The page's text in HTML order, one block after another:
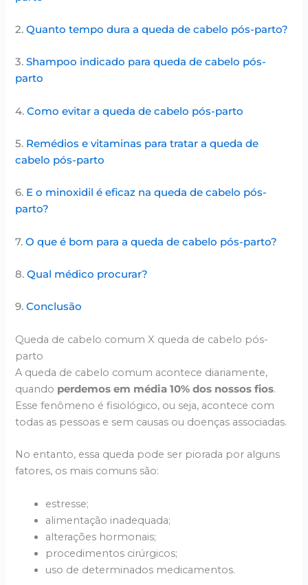
2.Quanto tempo dura a queda de cabelo pós-parto?
3.Shampoo indicado para queda de cabelo pós-
parto
4.Como evitar a queda de cabelo pós-parto
5. Remédios e vitaminas para tratar a queda de
cabelo pós-parto
6. E o minoxidil é eficaz na queda de cabelo pós-
parto?
7.O que é bom para a queda de cabelo pós-parto?
8.Qual médico procurar?
9.Conclusão
Queda de cabelo comum X queda de cabelo pós-
parto
A queda de cabelo comum acontece diariamente,
quando perdemos em média 10% dos nossos fios.
Esse fenômeno é fisiológico, ou seja, acontece com
todas as pessoas e sem causas ou doenças associadas.
No entanto, essa queda pode ser piorada por alguns
fatores, os mais comuns são:
estresse;
alimentação inadequada;
alterações hormonais;
procedimentos cirúrgicos;
uso de determinados medicamentos.